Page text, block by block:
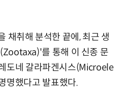
채취해 분석한 끝에, 최근 생
를 통해 이 신종 문
도네 갈라파겐시스(Microele
명했다고 발표했다.